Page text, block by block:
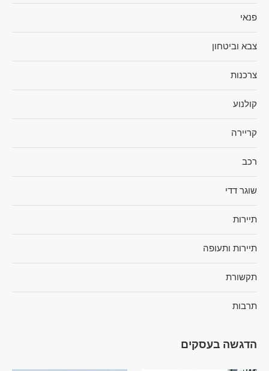
פנאי
צבא וביטחון
צרכנות
קולנוע
קריירה
רכב
שוגר דדי
תיירות
תיירות ותעופה
תקשורת
תרבות
הדגשה בעסקים